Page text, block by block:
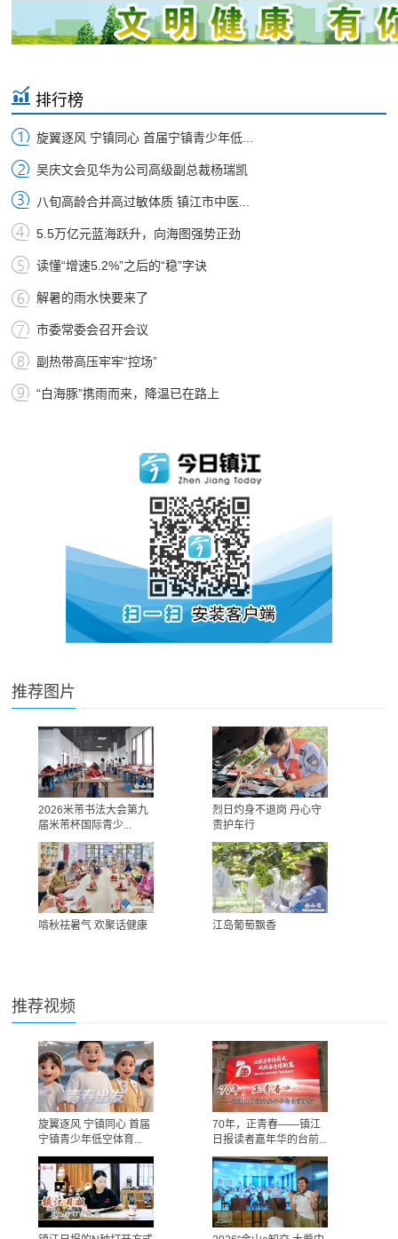
排行榜
旋翼逐风 宁镇同心 首届宁镇青少年低...
吴庆文会见华为公司高级副总裁杨瑞凯
八旬高龄合并高过敏体质 镇江市中医...
5.5万亿元蓝海跃升，向海图强势正劲
读懂“增速5.2%”之后的“稳”字诀
解暑的雨水快要来了
市委常委会召开会议
副热带高压牢牢“控场”
“白海豚”携雨而来，降温已在路上
推荐图片
2026米芾书法大会第九
届米芾杯国际青少...
烈日灼身不退岗 丹心守
责护车行
啃秋祛暑气 欢聚话健康 江岛葡萄飘香
推荐视频
旋翼逐风 宁镇同心 首届
宁镇青少年低空体育...
70年，正青春——镇江
日报读者嘉年华的台前...